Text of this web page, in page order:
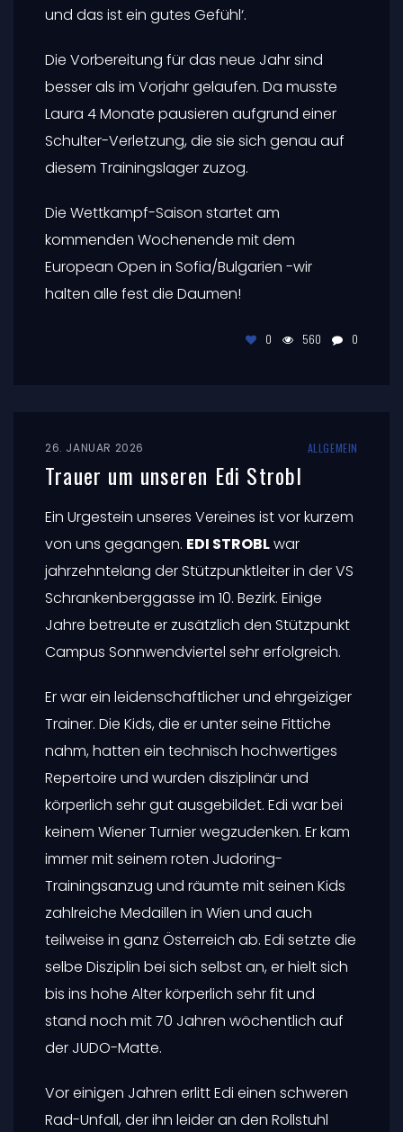
wieder rasant weiter. Anfang Jänner fand
die ‚Creme de la Creme‘ des JUDO-Sports
ein Stell dich ein gibt.
Laura spulte zahlreiche Randori-Einheiten
mit Top-Stars ab und meinte danach ‚es
kann ich auch Top-10 Sportlerinnen werfen
und das ist ein gutes Gefühl‘.
Die Vorbereitung für das neue Jahr sind
Laura 4 Monate pausieren aufgrund einer
Die Wettkampf-Saison startet am
kommenden Wochenende mit dem
halten alle fest die Daumen!
0 560 0
Trauer um unseren Edi Strobl
Ein Urgestein unseres Vereines ist vor kurzem
von uns gegangen.EDI STROBLwar
jahrzehntelang der Stützpunktleiter in der VS
Schrankenberggasse im 10. Bezirk. Einige
Jahre betreute er zusätzlich den Stützpunkt
Campus Sonnwendviertel sehr erfolgreich.
Er war ein leidenschaftlicher und ehrgeiziger
Trainer. Die Kids, die er unter seine Fittiche
nahm, hatten ein technisch hochwertiges
Repertoire und wurden disziplinär und
körperlich sehr gut ausgebildet. Edi war bei
immer mit seinem roten Judoring-
Trainingsanzug und räumte mit seinen Kids